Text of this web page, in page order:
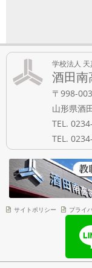
学校法人
酒田南
〒998-
山形県酒
TEL.
TEL.
サイトポリシー プライ